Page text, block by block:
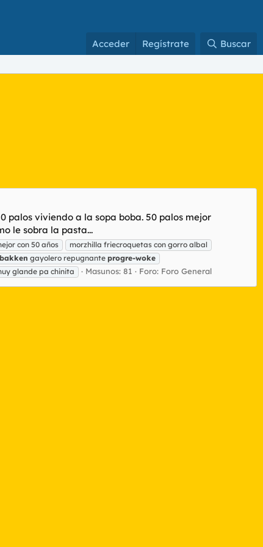
Acceder Regístrate Buscar
palos viviendo a la sopa boba. 50 palos mejor
le sobra la pasta...
con 50 años
morzhilla friecroquetas con gorro albal
gayolero repugnante progre-woke
glande pa chinita Masunos: 81 Foro: Foro General